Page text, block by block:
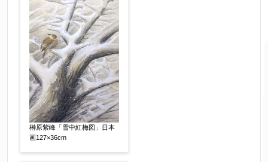
作品コンディション 【任意】
榊原紫峰「雪中紅梅図」日本
画127×36cm